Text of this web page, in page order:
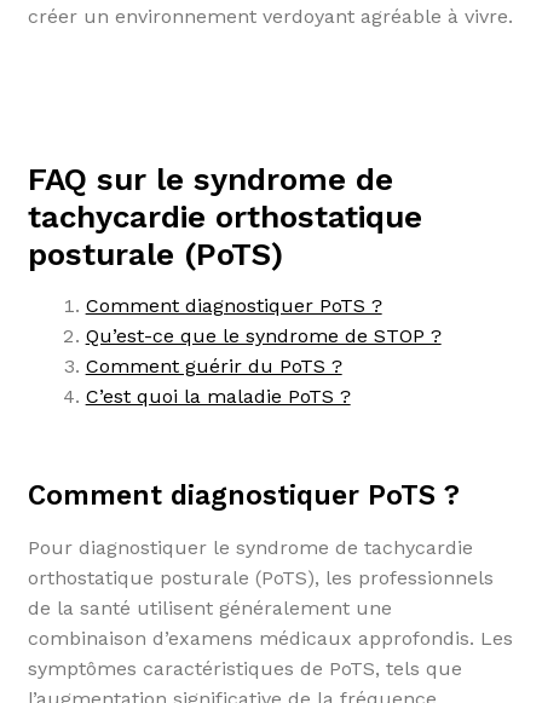
créer un environnement verdoyant agréable à vivre.
FAQ sur le syndrome de
tachycardie orthostatique
posturale (PoTS)
Comment diagnostiquer PoTS ?
Qu’est-ce que le syndrome de STOP ?
Comment guérir du PoTS ?
C’est quoi la maladie PoTS ?
Comment diagnostiquer PoTS ?
Pour diagnostiquer le syndrome de tachycardie
orthostatique posturale (PoTS), les professionnels
de la santé utilisent généralement une
combinaison d’examens médicaux approfondis. Les
symptômes caractéristiques de PoTS, tels que